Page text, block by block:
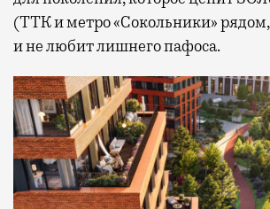
(ТТК и метро «Сокольники»
и не любит лишнего пафоса.